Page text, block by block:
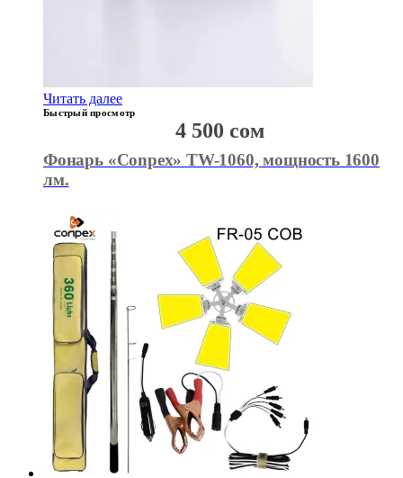
Читать далее
Быстрый просмотр
Фонарь «Conpex» TW-1060, мощность 1600
лм.
4 500 сом